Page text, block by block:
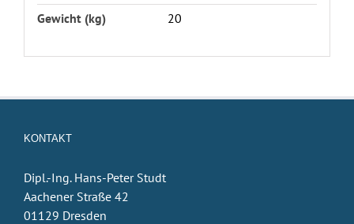
Gewicht (kg) 20
KONTAKT
Dipl.-Ing. Hans-Peter Studt
Aachener Straße 42
01129 Dresden